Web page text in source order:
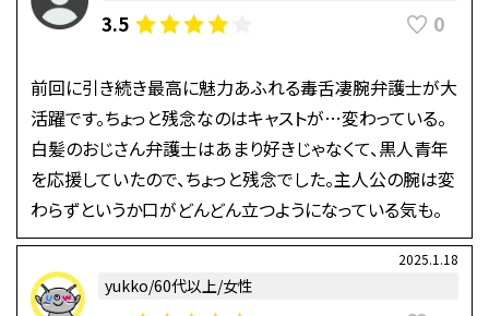
3.5 0
前回に引き続き最高に魅力あふれる毒舌凄腕弁護士が大
活躍です。ちょっと残念なのはキャストが…変わっている。
白髪のおじさん弁護士はあまり好きじゃなくて、黒人青年
を応援していたので、ちょっと残念でした。主人公の腕は変
わらずというか口がどんどん立つようになっている気も。
2025.1.18
yukko/60代以上/女性